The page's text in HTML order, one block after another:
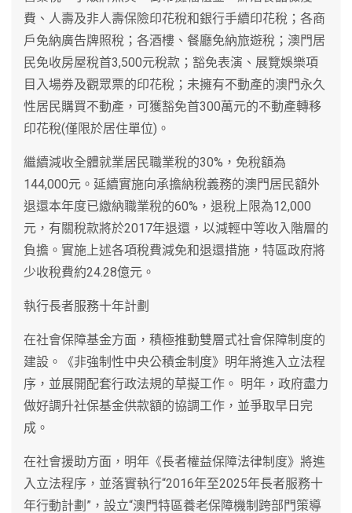
費、人壽及非人壽保險印花稅和銀行手續印花稅；各商
戶免納廣告牌照稅；各酒樓、餐廳免納旅遊稅；澳門居
民免收房屋稅首3,500元稅款；豁免表演、展覽娛樂項
目入場券及觀眾票的印花稅；未擁有不動產的澳門永久
性居民購買不動產，可獲豁免首300萬元的不動產轉移
印花稅(僅限於居住單位)。
繼續減收全體就業居民職業稅的30%，免稅額為
144,000元。延續實施向承擔納稅義務的澳門居民額外
退還本年度已繳納職業稅的60%，退稅上限為12,000
元，有關稅款將於2017年退還，以減輕中等收入階層的
負擔。實施上述各項稅費減免和退還措施，特區政府將
少收稅費約24.28億元。
執行長者服務十年計劃
在社會保障基金方面，積極推動雙層式社會保障制度的
建設。《非強制性中央公積金制度》明年將進入立法程
序，並展開配套行政法規的草擬工作。 明年，政府盡力
做好調升社保基金供款額的協調工作，並爭取早日完
成。
在社會援助方面，明年《長者權益保障法律制度》將進
入立法程序，並落實執行“2016年至2025年長者服務十
年行動計劃”，設立“澳門特區養老保障機制跨部門策導